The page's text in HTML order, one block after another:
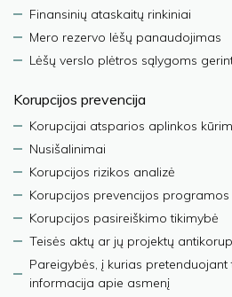
Finansinių ataskaitų rinkiniai
Mero rezervo lėšų panaudojimas
Lėšų verslo plėtros sąlygoms
Korupcijos prevencija
Korupcijai atsparios aplinkos
Nusišalinimai
Korupcijos rizikos analizė
Korupcijos prevencijos programos
Korupcijos pasireiškimo tikimybė
Teisės aktų ar jų projektų
Pareigybės, į kurias pretenduojant
informacija apie asmenį